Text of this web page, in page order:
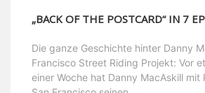
„BACK OF THE POSTCARD“ IN 7
Die ganze Geschichte hinter Danny
Francisco Street Riding Projekt: Vor
einer Woche hat Danny MacAskill mit